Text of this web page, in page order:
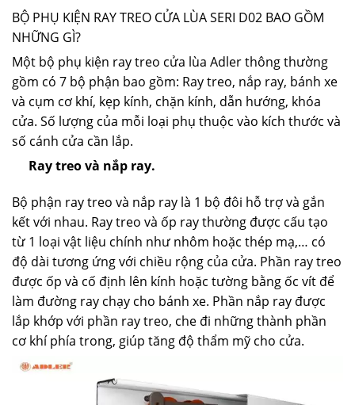
BỘ PHỤ KIỆN RAY TREO CỬA LÙA SERI D02 BAO GỒM
NHỮNG GÌ?
Một bộ phụ kiện ray treo cửa lùa Adler thông thường
gồm có 7 bộ phận bao gồm: Ray treo, nắp ray, bánh xe
và cụm cơ khí, kẹp kính, chặn kính, dẫn hướng, khóa
cửa. Số lượng của mỗi loại phụ thuộc vào kích thước và
số cánh cửa cần lắp.
Ray treo và nắp ray.
Bộ phận ray treo và nắp ray là 1 bộ đôi hỗ trợ và gắn
kết với nhau. Ray treo và ốp ray thường được cấu tạo
từ 1 loại vật liệu chính như nhôm hoặc thép mạ,… có
độ dài tương ứng với chiều rộng của cửa. Phần ray treo
được ốp và cố định lên kính hoặc tường bằng ốc vít để
làm đường ray chạy cho bánh xe. Phần nắp ray được
lắp khớp với phần ray treo, che đi những thành phần
cơ khí phía trong, giúp tăng độ thẩm mỹ cho cửa.